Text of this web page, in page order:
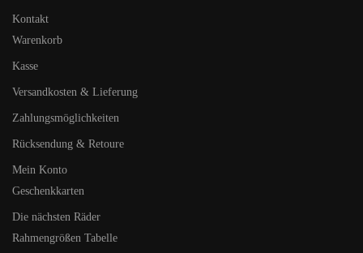
Kontakt
Warenkorb
Kasse
Versandkosten & Lieferung
Zahlungsmöglichkeiten
Rücksendung & Retoure
Mein Konto
Geschenkkarten
Die nächsten Räder
Rahmengrößen Tabelle